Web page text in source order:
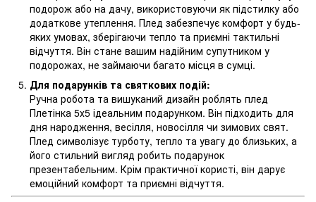
подорож або на дачу, використовуючи як підстилку або
додаткове утеплення. Плед забезпечує комфорт у будь-
яких умовах, зберігаючи тепло та приємні тактильні
відчуття. Він стане вашим надійним супутником у
подорожах, не займаючи багато місця в сумці.
Для подарунків та святкових подій:
Ручна робота та вишуканий дизайн роблять плед
Плетінка 5х5 ідеальним подарунком. Він підходить для
дня народження, весілля, новосілля чи зимових свят.
Плед символізує турботу, тепло та увагу до близьких, а
його стильний вигляд робить подарунок
презентабельним. Крім практичної користі, він дарує
емоційний комфорт та приємні відчуття.